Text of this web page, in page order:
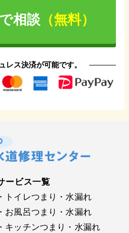
相談（無料）
レス決済が可能です。
ービス⼀覧
・トイレつまり・水漏れ
・お⾵呂つまり・水漏れ
・キッチンつまり・水漏れ